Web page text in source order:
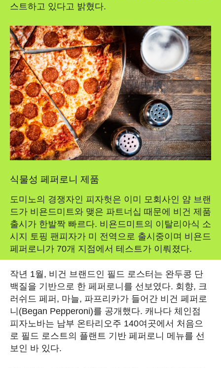
스트하고 있다고 밝혔다.
식물성 페퍼로니 제품
도미노의 경쟁자인 피자헛은 이미 모회사인 얌 브랜
드가 비욘드미트와 맺은 파트너십 때문에 비건 제품
출시가 한발짝 빠르다. 비욘드미트의 이탈리아식 소
시지 토핑 팬피자가 미 전역으로 출시중이며 비욘드
페퍼로니가 70개 지점에서 테스트가 이뤄졌다.
작년 1월, 비건 브랜드인 필드 로스터는 완두콩 단
백질을 기반으로 한 페퍼로니를 선보였다. 회향, 크
러쉬드 페퍼, 마늘, 파프리카가 들어간 비건 페퍼로
니(Began Pepperoni)를 공개했다. 캐나다 체인점
피자노바는 남부 온타리오주 140여곳에서 처음으
로 필드 로스트의 플랜트 기반 페퍼로니 메뉴를 선
보인 바 있다.